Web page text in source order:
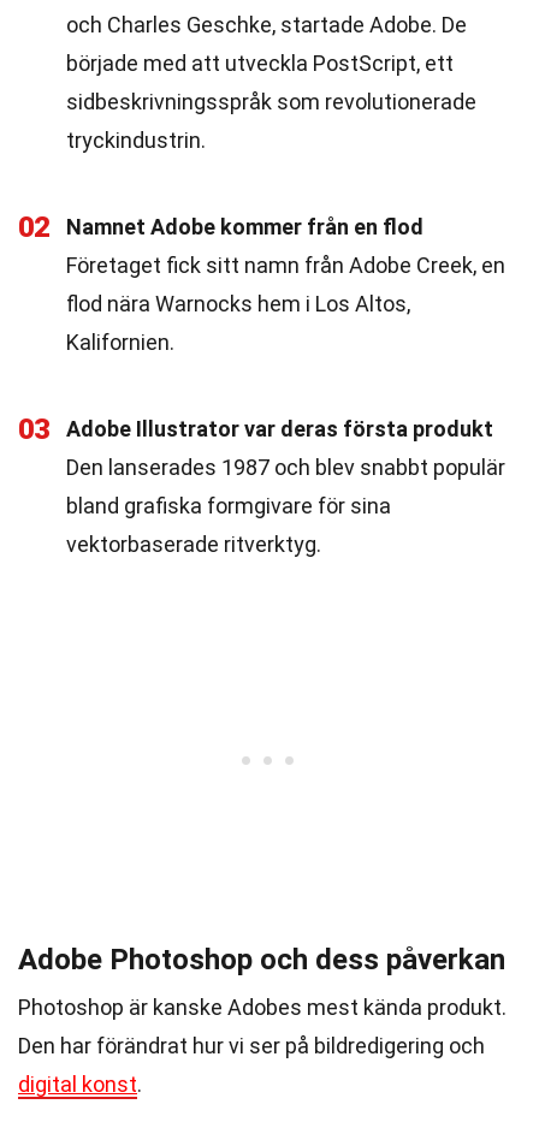
och Charles Geschke, startade Adobe. De
började med att utveckla PostScript, ett
sidbeskrivningsspråk som revolutionerade
tryckindustrin.
02
Namnet Adobe kommer från en flod
Företaget fick sitt namn från Adobe Creek, en
flod nära Warnocks hem i Los Altos,
Kalifornien.
03
Adobe Illustrator var deras första produkt
Den lanserades 1987 och blev snabbt populär
bland grafiska formgivare för sina
vektorbaserade ritverktyg.
Adobe Photoshop och dess påverkan
Photoshop är kanske Adobes mest kända produkt.
Den har förändrat hur vi ser på bildredigering och
digital konst.